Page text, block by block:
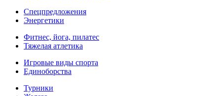
Спецпредложения
Энергетики
Фитнес, йога, пилатес
Тяжелая атлетика
Игровые виды спорта
Единоборства
Турники